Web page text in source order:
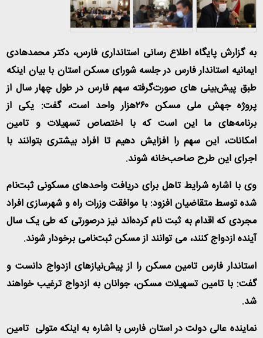
به گزارش پایگاه اطلاع رسانی استانداری فارس، دکتر محمدهادی
ایمانیه استاندار فارس در جلسه شورای مسکن استان با بیان اینکه
طبق پیش‌بینی های صورت‌گرفته سهم فارس در طول چهار سال از
پروژه جهش ملی مسکن ۲۶۰هزار واحد است، گفت: یکی از
برنامه‌های ما این است که با اختصاص تسهیلات و تامین
امکانات، این سهم را افزایش دهیم تا افراد بیشتری بتوانند با
اجرای این طرح صاحب‌خانه شوند.
وی با اشاره شرایط تاهل برای دریافت واحدهای مسکونی ثبت‌نام
شده توسط متقاضیان افزود: با موافقت وزرات راه و شهرسازی افراد
مجردی که اقدام به ثبت نام کرده‌اند نیز درصورتی که طی یک سال
آینده ازدواج کنند، می توانند از مسکن ثبت‌نامی برخودار شوند.
استاندار فارس تامین مسکن را از پیش‌نیازهای ازدواج دانست و
گفت: با تامین تسهیلات مسکن، جوانان به ازدواج ترغیب خواهند
شد.
نماینده عالی دولت در استان فارس با اشاره به اینکه متولی تامین